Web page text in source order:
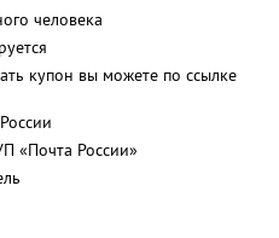
человека
купон вы можете по ссылке
«Почта России»